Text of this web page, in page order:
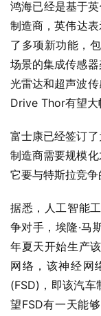
鸿海已经是基于
制造商，英伟达
了多项新功能，
场景的集成传感
光雷达和超声波
Drive Thor有望大
富士康已经签订
制造商需要规模
它要与特斯拉竞争
据悉，人工智能
争对手，埃隆·马
年夏天开始生产
网络，该神经网
(FSD)，即该汽车
望FSD有一天能